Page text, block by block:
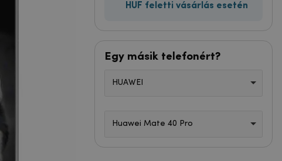
HUF feletti vásárlás esetén
Egy másik telefonért?
HUAWEI
Huawei Mate 40 Pro